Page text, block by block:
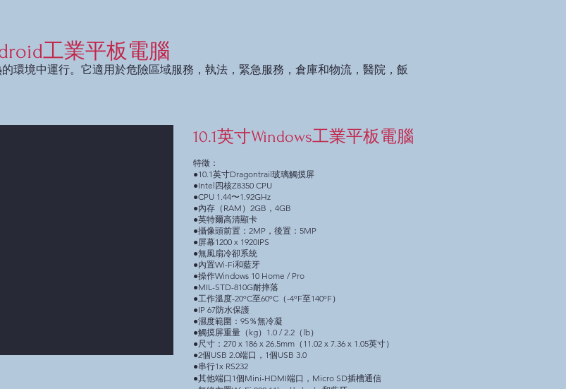
工業平板電腦
環境中運行。它適用於危險區域服務，執法，緊急服務，倉庫和物流，醫院，飯
10.1英寸Windows工業平板電腦
特徵：
●10.1英寸Dragontrail玻璃觸摸屏
●Intel四核Z8350 CPU
●CPU 1.44〜1.92GHz
●內存（RAM）2GB，4GB
●英特爾高清顯卡
●攝像頭前置：2MP，後置：5MP
●屏幕1200 x 1920IPS
●無風扇冷卻系統
●內置Wi-Fi和藍牙
●操作Windows 10 Home / Pro
●MIL-STD-810G耐摔落
●工作溫度-20ºC至60ºC（-4ºF至140ºF）
●IP 67防水保護
●濕度範圍：95％無冷凝
●觸摸屏重量（kg）1.0 / 2.2（lb）
●尺寸：270 x 186 x 26.5mm（11.02 x 7.36 x 1.05英寸）
●2個USB 2.0端口，1個USB 3.0
●串行1x RS232
●其他端口1個Mini-HDMI端口，Micro SD插槽通信